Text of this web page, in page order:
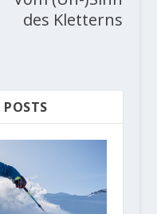
des Kletterns